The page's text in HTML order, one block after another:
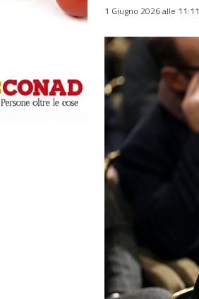
1 Giugno 2026 alle 11:11